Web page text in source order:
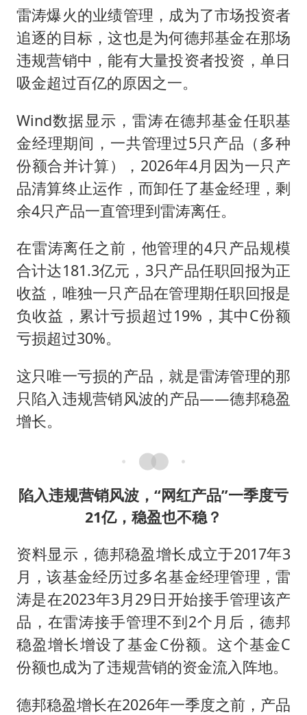
雷涛爆火的业绩管理，成为了市场投资者
追逐的目标，这也是为何德邦基金在那场
违规营销中，能有大量投资者投资，单日
吸金超过百亿的原因之一。
Wind数据显示，雷涛在德邦基金任职基
金经理期间，一共管理过5只产品（多种
份额合并计算），2026年4月因为一只产
品清算终止运作，而卸任了基金经理，剩
余4只产品一直管理到雷涛离任。
在雷涛离任之前，他管理的4只产品规模
合计达181.3亿元，3只产品任职回报为正
收益，唯独一只产品在管理期任职回报是
负收益，累计亏损超过19%，其中C份额
亏损超过30%。
这只唯一亏损的产品，就是雷涛管理的那
只陷入违规营销风波的产品——德邦稳盈
增长。
陷入违规营销风波，“网红产品”一季度亏
21亿，稳盈也不稳？
资料显示，德邦稳盈增长成立于2017年3
月，该基金经历过多名基金经理管理，雷
涛是在2023年3月29日开始接手管理该产
品，在雷涛接手管理不到2个月后，德邦
稳盈增长增设了基金C份额。这个基金C
份额也成为了违规营销的资金流入阵地。
德邦稳盈增长在2026年一季度之前，产品